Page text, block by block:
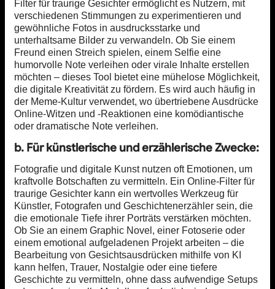
Filter für traurige Gesichter ermöglicht es Nutzern, mit
verschiedenen Stimmungen zu experimentieren und
gewöhnliche Fotos in ausdrucksstarke und
unterhaltsame Bilder zu verwandeln. Ob Sie einem
Freund einen Streich spielen, einem Selfie eine
humorvolle Note verleihen oder virale Inhalte erstellen
möchten – dieses Tool bietet eine mühelose Möglichkeit,
die digitale Kreativität zu fördern. Es wird auch häufig in
der Meme-Kultur verwendet, wo übertriebene Ausdrücke
Online-Witzen und -Reaktionen eine komödiantische
oder dramatische Note verleihen.
b. Für künstlerische und erzählerische Zwecke:
Fotografie und digitale Kunst nutzen oft Emotionen, um
kraftvolle Botschaften zu vermitteln. Ein Online-Filter für
traurige Gesichter kann ein wertvolles Werkzeug für
Künstler, Fotografen und Geschichtenerzähler sein, die
die emotionale Tiefe ihrer Porträts verstärken möchten.
Ob Sie an einem Graphic Novel, einer Fotoserie oder
einem emotional aufgeladenen Projekt arbeiten – die
Bearbeitung von Gesichtsausdrücken mithilfe von KI
kann helfen, Trauer, Nostalgie oder eine tiefere
Geschichte zu vermitteln, ohne dass aufwendige Setups